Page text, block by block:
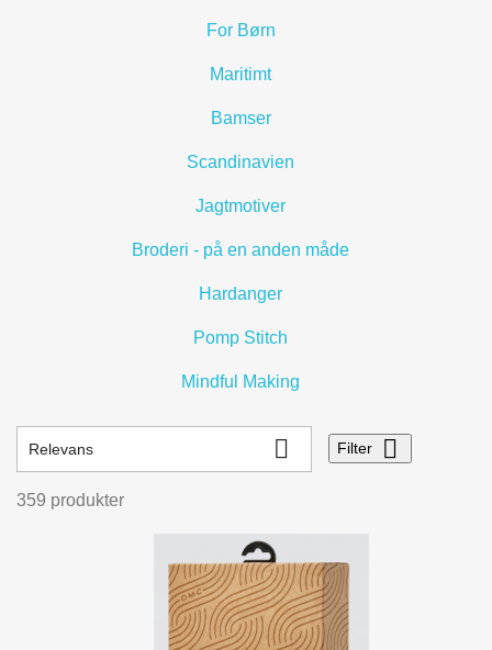
For Børn
Maritimt
Bamser
Scandinavien
Jagtmotiver
Broderi - på en anden måde
Hardanger
Pomp Stitch
Mindful Making
Relevans  Filter 
359 produkter